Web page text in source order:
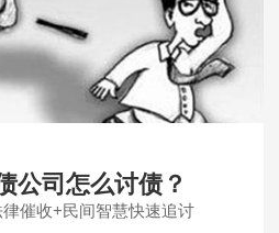
公司怎么讨债？
催收+民间智慧快速追讨